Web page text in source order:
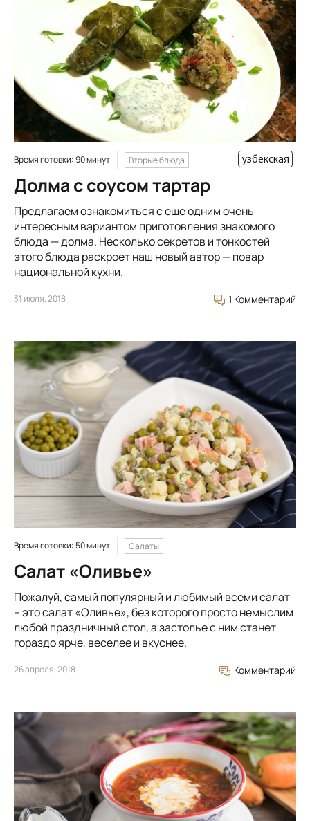
Время готовки: 90 минут Вторые блюда узбекская
Долма с соусом тартар
Предлагаем ознакомиться с еще одним очень
интересным вариантом приготовления знакомого
блюда — долма. Несколько секретов и тонкостей
этого блюда раскроет наш новый автор — повар
национальной кухни.
31 июля, 2018 1 Комментарий
Время готовки: 50 минут Салаты
Салат «Оливье»
Пожалуй, самый популярный и любимый всеми салат
– это салат «Оливье», без которого просто немыслим
любой праздничный стол, а застолье с ним станет
гораздо ярче, веселее и вкуснее.
26 апреля, 2018 Комментарий